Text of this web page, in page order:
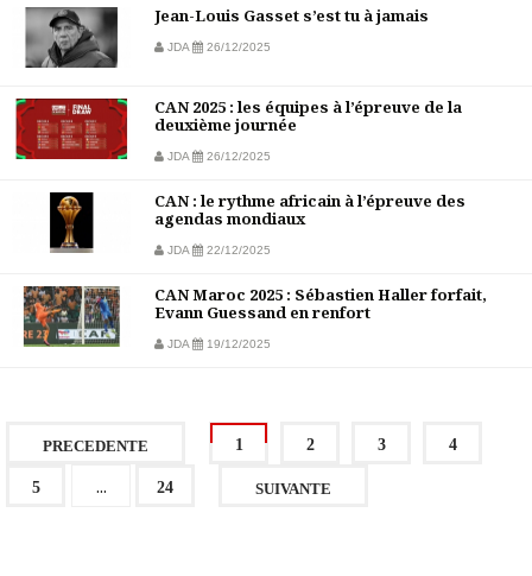
Jean-Louis Gasset s’est tu à jamais
JDA 26/12/2025
CAN 2025 : les équipes à l’épreuve de la
deuxième journée
JDA 26/12/2025
CAN : le rythme africain à l’épreuve des
agendas mondiaux
JDA 22/12/2025
CAN Maroc 2025 : Sébastien Haller forfait,
Evann Guessand en renfort
JDA 19/12/2025
PRECEDENTE 1 2 3 4
5 ... 24 SUIVANTE